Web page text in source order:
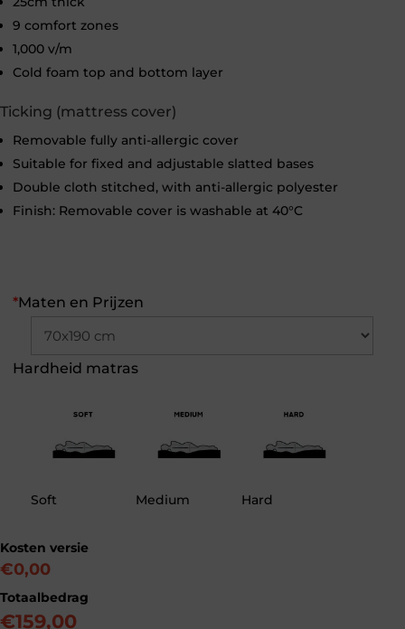
9 comfort zones
1,000 v/m
Cold foam top and bottom layer
Ticking (mattress cover)
Removable fully anti-allergic cover
Suitable for fixed and adjustable slatted bases
Double cloth stitched, with anti-allergic polyester
Finish: Removable cover is washable at 40°C
*Maten en Prijzen
Hardheid matras
Soft Medium Hard
Kosten versie
€0,00
Totaalbedrag
€159,00